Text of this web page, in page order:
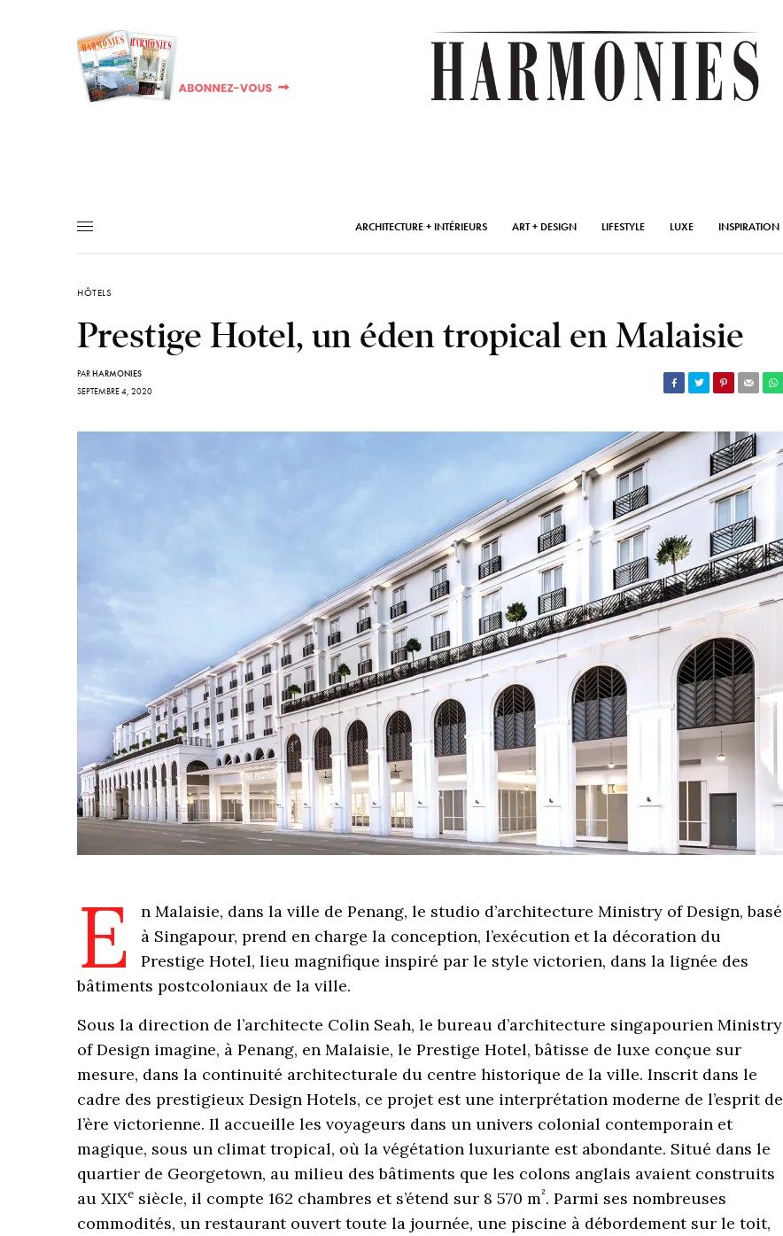
ARCHITECTURE + INTÉRIEURS ART + DESIGN LIFESTYLE LUXE INSPIRATION
HÔTELS
Prestige Hotel, un éden tropical en Malaisie
PARHARMONIES
SEPTEMBRE 4, 2020
E
n Malaisie, dans la ville de Penang, le studio d’architecture Ministry of Design, basé
à Singapour, prend en charge la conception, l’exécution et la décoration du
Prestige Hotel, lieu magnifique inspiré par le style victorien, dans la lignée des
bâtiments postcoloniaux de la ville.
Sous la direction de l’architecte Colin Seah, le bureau d’architecture singapourien Ministry
of Design imagine, à Penang, en Malaisie, le Prestige Hotel, bâtisse de luxe conçue sur
mesure, dans la continuité architecturale du centre historique de la ville. Inscrit dans le
cadre des prestigieux Design Hotels, ce projet est une interprétation moderne de l’esprit de
l’ère victorienne. Il accueille les voyageurs dans un univers colonial contemporain et
magique, sous un climat tropical, où la végétation luxuriante est abondante. Situé dans le
quartier de Georgetown, au milieu des bâtiments que les colons anglais avaient construits
au XIXe siècle, il compte 162 chambres et s’étend sur 8 570 m². Parmi ses nombreuses
commodités, un restaurant ouvert toute la journée, une piscine à débordement sur le toit,